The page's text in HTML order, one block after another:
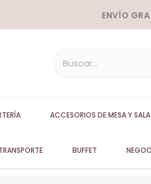
ENVÍO
ACCESORIOS DE MESA Y SALA
BUFFET